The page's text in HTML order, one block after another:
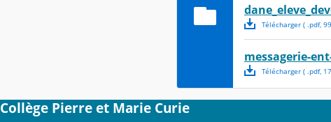
Télécharger( .pdf,
messagerie-
Télécharger( .pdf,
Collège Pierre et Marie Curie